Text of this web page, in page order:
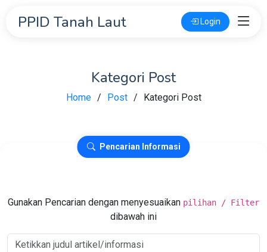
PPID Tanah Laut Login
Kategori Post
Home Post Kategori Post
Pencarian Informasi
Gunakan Pencarian dengan menyesuaikan pilihan / Filter
dibawah ini